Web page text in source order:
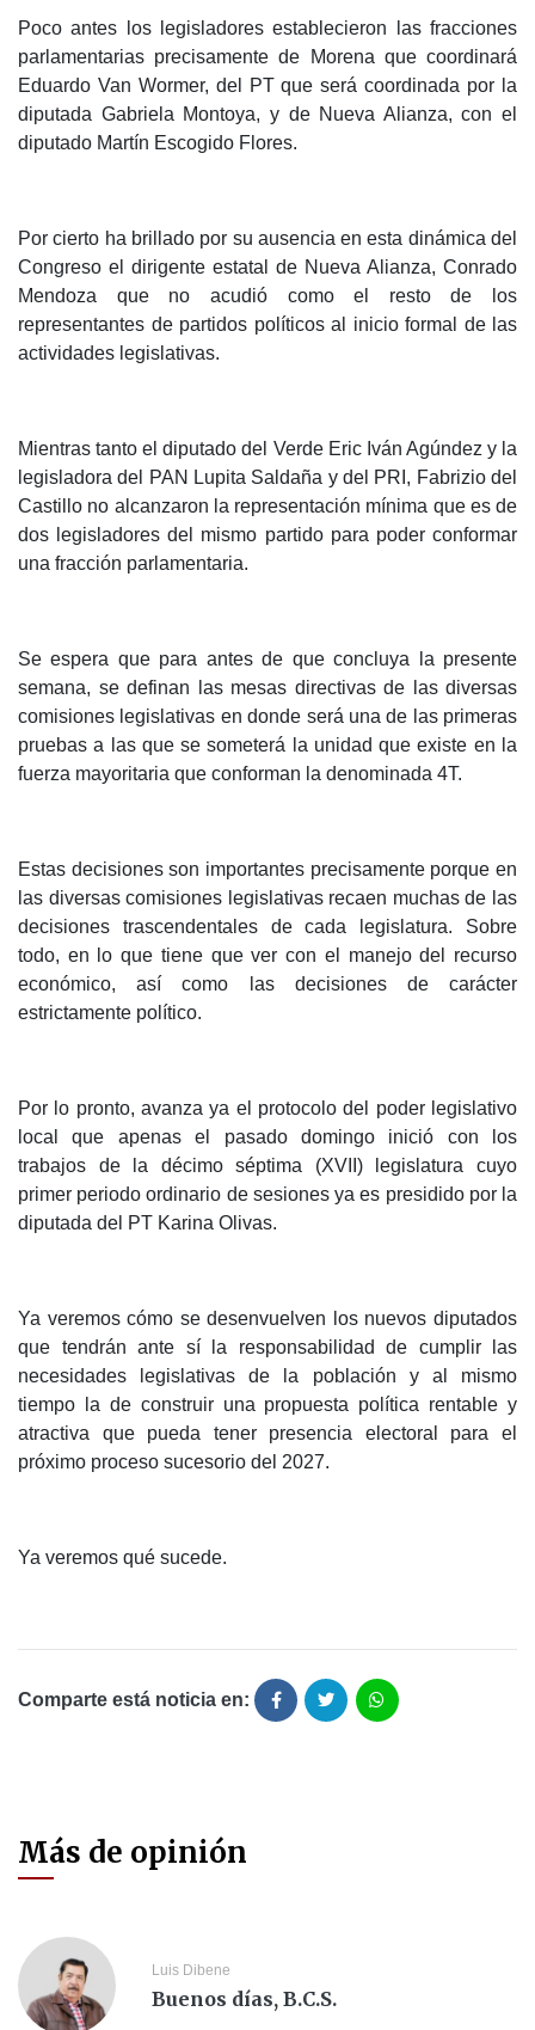
Poco antes los legisladores establecieron las fracciones
parlamentarias precisamente de Morena que coordinará
Eduardo Van Wormer, del PT que será coordinada por la
diputada Gabriela Montoya, y de Nueva Alianza, con el
diputado Martín Escogido Flores.
Por cierto ha brillado por su ausencia en esta dinámica del
Congreso el dirigente estatal de Nueva Alianza, Conrado
Mendoza que no acudió como el resto de los
representantes de partidos políticos al inicio formal de las
actividades legislativas.
Mientras tanto el diputado del Verde Eric Iván Agúndez y la
legisladora del PAN Lupita Saldaña y del PRI, Fabrizio del
Castillo no alcanzaron la representación mínima que es de
dos legisladores del mismo partido para poder conformar
una fracción parlamentaria.
Se espera que para antes de que concluya la presente
semana, se definan las mesas directivas de las diversas
comisiones legislativas en donde será una de las primeras
pruebas a las que se someterá la unidad que existe en la
fuerza mayoritaria que conforman la denominada 4T.
Estas decisiones son importantes precisamente porque en
las diversas comisiones legislativas recaen muchas de las
decisiones trascendentales de cada legislatura. Sobre
todo, en lo que tiene que ver con el manejo del recurso
económico, así como las decisiones de carácter
estrictamente político.
Por lo pronto, avanza ya el protocolo del poder legislativo
local que apenas el pasado domingo inició con los
trabajos de la décimo séptima (XVII) legislatura cuyo
primer periodo ordinario de sesiones ya es presidido por la
diputada del PT Karina Olivas.
Ya veremos cómo se desenvuelven los nuevos diputados
que tendrán ante sí la responsabilidad de cumplir las
necesidades legislativas de la población y al mismo
tiempo la de construir una propuesta política rentable y
atractiva que pueda tener presencia electoral para el
próximo proceso sucesorio del 2027.
Ya veremos qué sucede.
Comparte está noticia en:
Más de opinión
Luis Dibene
Buenos días, B.C.S.